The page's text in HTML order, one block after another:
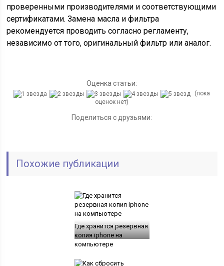
проверенными производителями и соответствующими
сертификатами. Замена масла и фильтра
рекомендуется проводить согласно регламенту,
независимо от того, оригинальный фильтр или аналог.
Оценка статьи:
(пока
оценок нет)
Поделиться с друзьями:
Похожие публикации
Где хранится резервная
копия iphone на
компьютере